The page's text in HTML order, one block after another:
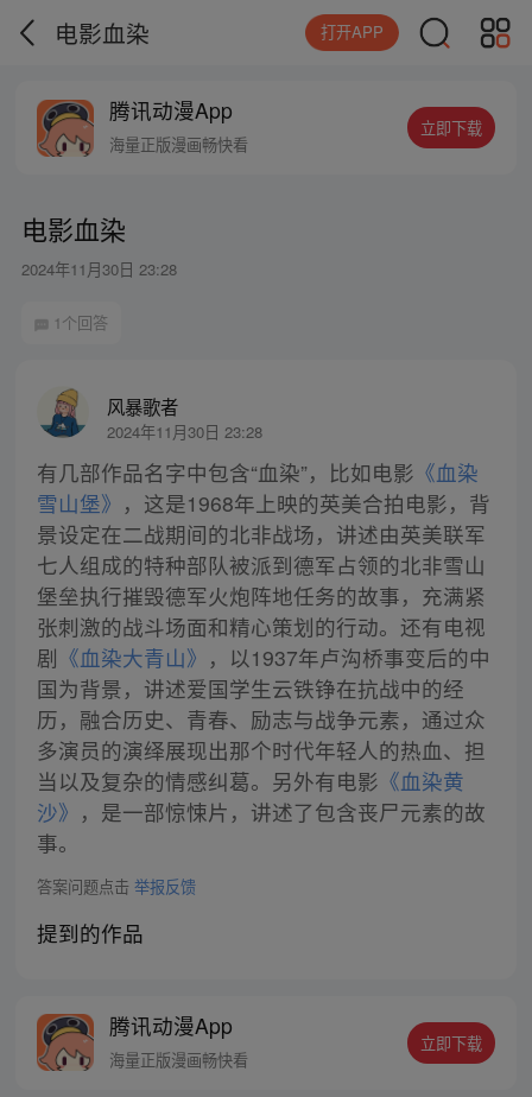
电影血染 打开APP
腾讯动漫App
海量正版漫画畅快看
立即下载
电影血染
2024年11月30日 23:28
1个回答
风暴歌者
2024年11月30日 23:28
有几部作品名字中包含“血染”，比如电影 《血染
雪山堡》 ，这是1968年上映的英美合拍电影，背
景设定在二战期间的北非战场，讲述由英美联军
七人组成的特种部队被派到德军占领的北非雪山
堡垒执行摧毁德军火炮阵地任务的故事，充满紧
张刺激的战斗场面和精心策划的行动。还有电视
剧 《血染大青山》 ，以1937年卢沟桥事变后的中
国为背景，讲述爱国学生云铁铮在抗战中的经
历，融合历史、青春、励志与战争元素，通过众
多演员的演绎展现出那个时代年轻人的热血、担
当以及复杂的情感纠葛。另外有电影 《血染黄
沙》 ，是一部惊悚片，讲述了包含丧尸元素的故
事。
答案问题点击 举报反馈
提到的作品
腾讯动漫App
海量正版漫画畅快看
立即下载